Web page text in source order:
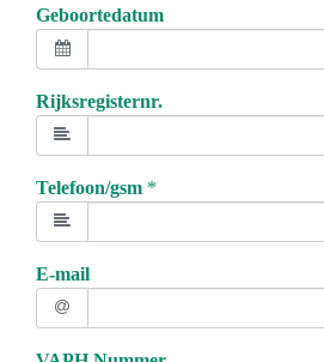
Geboortedatum
Rijksregisternr.
Telefoon/gsm *
E-mail